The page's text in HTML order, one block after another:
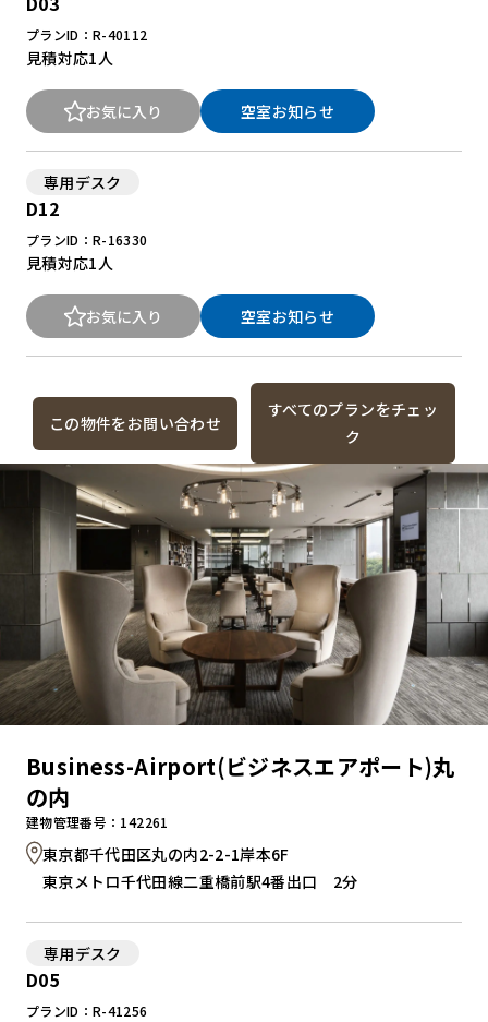
プランID：R-40112
見積対応1人
お気に入り 空室お知らせ
専用デスク
D12
プランID：R-16330
見積対応1人
お気に入り 空室お知らせ
この物件をお問い合わせ
すべてのプランをチェッ
ク
Business-Airport(ビジネスエアポート)丸
の内
建物管理番号：142261
東京都千代田区丸の内2-2-1岸本6F
東京メトロ千代田線二重橋前駅4番出口 2分
専用デスク
D05
プランID：R-41256